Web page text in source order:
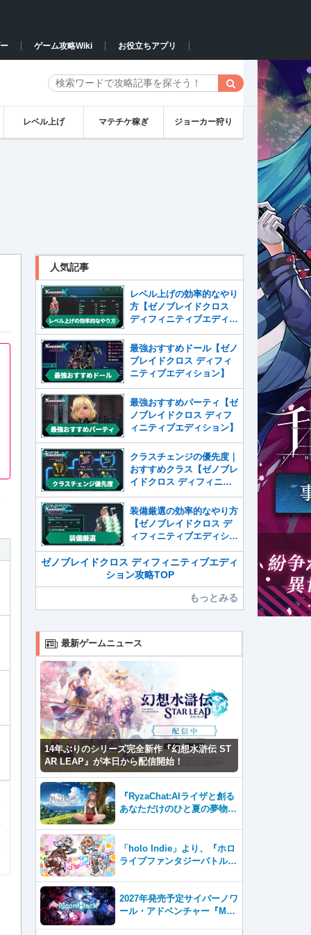
ゲーム攻略Wiki お役立ちアプリ
レベル上げ マテチケ稼ぎ ジョーカー狩り
人気記事
レベル上げの効率的なやり
方【ゼノブレイドクロス
ディフィニティブエディシ
ョン】
最強おすすめドール【ゼノ
ブレイドクロス ディフィ
ニティブエディション】
最強おすすめパーティ【ゼ
ノブレイドクロス ディフ
ィニティブエディション】
クラスチェンジの優先度｜
おすすめクラス【ゼノブレ
イドクロス ディフィニテ
ィブエディション】
装備厳選の効率的なやり方
【ゼノブレイドクロス デ
ィフィニティブエディショ
ン】
ゼノブレイドクロス ディフィニティブエディ
ション攻略TOP
もっとみる
最新ゲームニュース
14年ぶりのシリーズ完全新作『幻想水滸伝 ST
AR LEAP』が本日から配信開始！
『RyzaChat:AIライザと創る
あなただけのひと夏の夢物
テムはこれまでにない新鮮な
体験が楽しめる【先行プレイ
「holo Indie」より、『ホロ
ライブファンタジーバトル』
2027年発売予定サイバーノワ
ール・アドベンチャー『Moo